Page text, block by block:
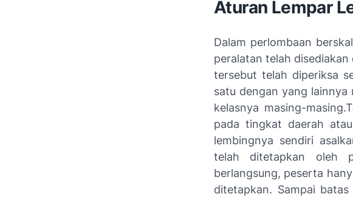
Aturan Lempar
Dalam perlombaan
peralatan telah
tersebut telah diperiksa
satu dengan yang lainnya
kelasnya masing-
pada tingkat daerah
lembingnya sendiri
telah ditetapkan oleh
berlangsung, peserta
ditetapkan. Sampai